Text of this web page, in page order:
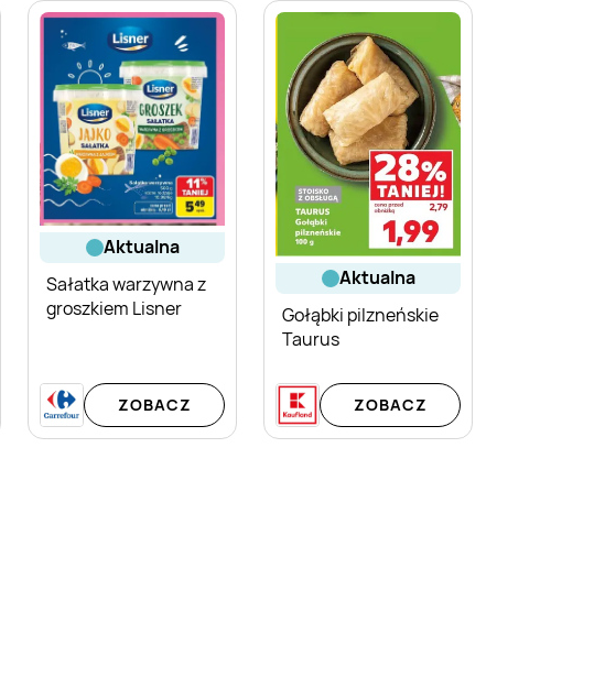
aktualna
Sałatka warzywna z
groszkiem Lisner
ZOBACZ
aktualna
Gołąbki pilzneńskie
Taurus
ZOBACZ